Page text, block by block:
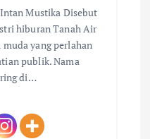
Mustika Disebut
hiburan Tanah Air
yang perlahan
publik. Nama
di…